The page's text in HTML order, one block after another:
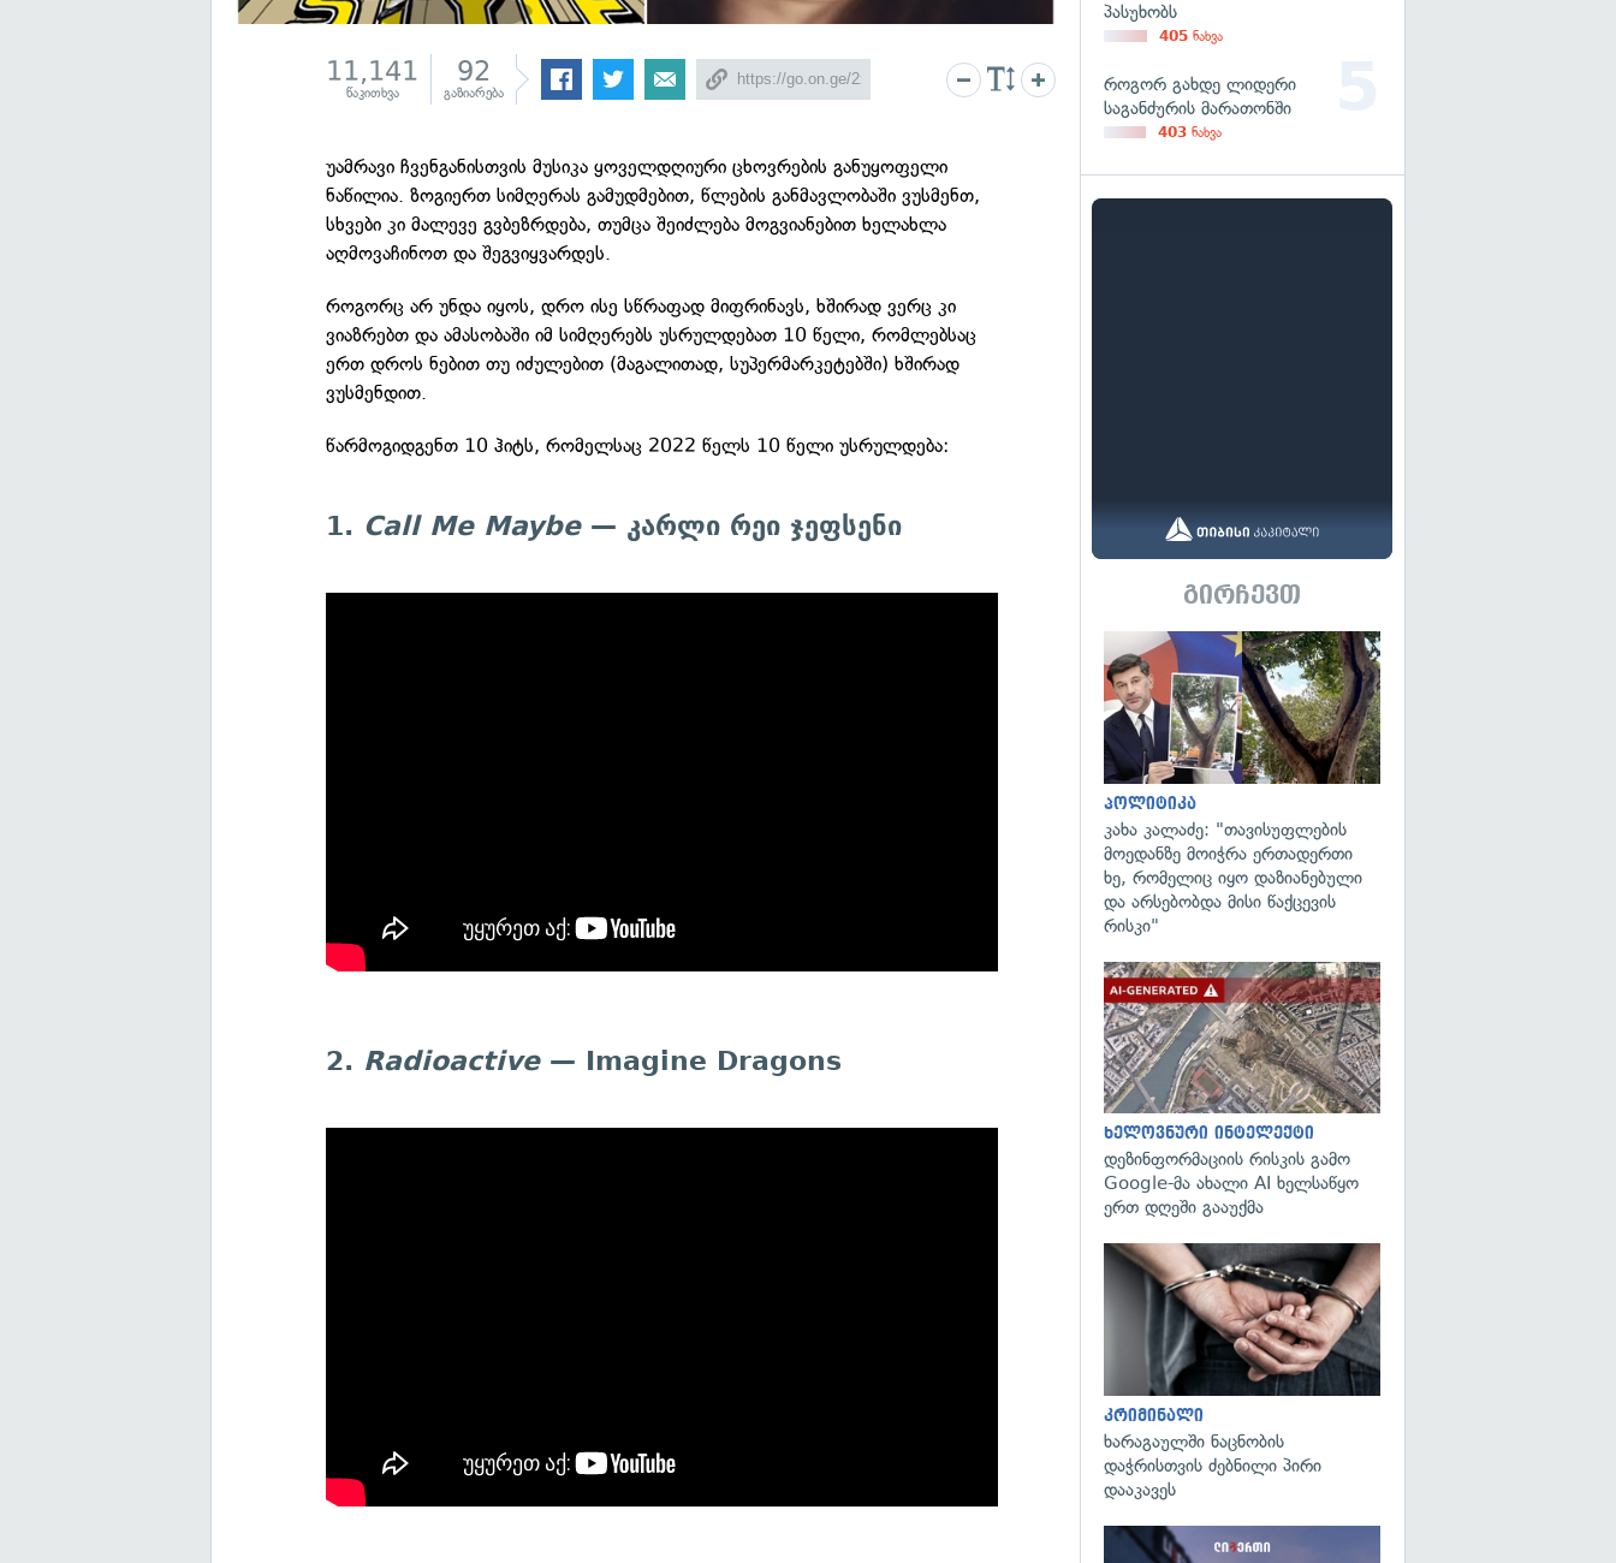
11,141
წაკითხვა
92
გაზიარება
უამრავი ჩვენგანისთვის მუსიკა ყოველდღიური ცხოვრების განუყოფელი
ნაწილია. ზოგიერთ სიმღერას გამუდმებით, წლების განმავლობაში ვუსმენთ,
სხვები კი მალევე გვბეზრდება, თუმცა შეიძლება მოგვიანებით ხელახლა
აღმოვაჩინოთ და შეგვიყვარდეს.
როგორც არ უნდა იყოს, დრო ისე სწრაფად მიფრინავს, ხშირად ვერც კი
ვიაზრებთ და ამასობაში იმ სიმღერებს უსრულდებათ 10 წელი, რომლებსაც
ერთ დროს ნებით თუ იძულებით (მაგალითად, სუპერმარკეტებში) ხშირად
ვუსმენდით.
წარმოგიდგენთ 10 ჰიტს, რომელსაც 2022 წელს 10 წელი უსრულდება:
1. Call Me Maybe— კარლი რეი ჯეფსენი
2. Radioactive— Imagine Dragons
პასუხობს
405 ნახვა
როგორ გახდე ლიდერი
საგანძურის მარათონში
403 ნახვა
გირჩევთ
პოლიტიკა
კახა კალაძე: "თავისუფლების
მოედანზე მოიჭრა ერთადერთი
ხე, რომელიც იყო დაზიანებული
და არსებობდა მისი წაქცევის
რისკი"
ხელოვნური ინტელექტი
დეზინფორმაციის რისკის გამო
Google-მა ახალი AI ხელსაწყო
ერთ დღეში გააუქმა
კრიმინალი
ხარაგაულში ნაცნობის
დაჭრისთვის ძებნილი პირი
დააკავეს